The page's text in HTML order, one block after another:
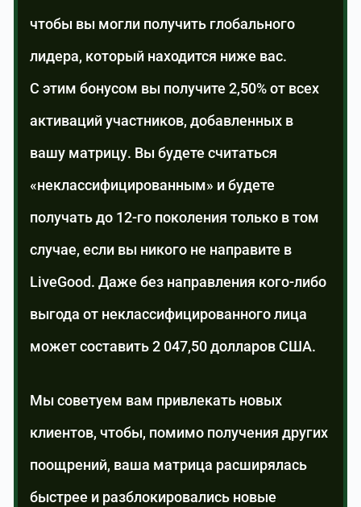
чтобы вы могли получить глобального
лидера, который находится ниже вас.
С этим бонусом вы получите 2,50% от всех
активаций участников, добавленных в
вашу матрицу. Вы будете считаться
«неклассифицированным» и будете
получать до 12-го поколения только в том
случае, если вы никого не направите в
LiveGood. Даже без направления кого-либо
выгода от неклассифицированного лица
может составить 2 047,50 долларов США.
Мы советуем вам привлекать новых
клиентов, чтобы, помимо получения других
поощрений, ваша матрица расширялась
быстрее и разблокировались новые